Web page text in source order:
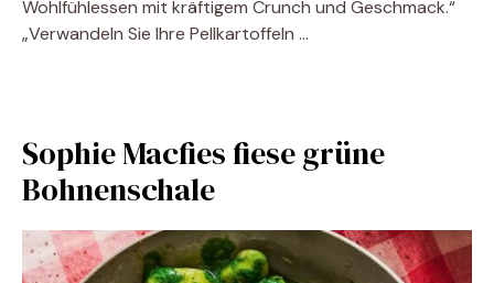
Wohlfühlessen mit kräftigem Crunch und Geschmack.“
„Verwandeln Sie Ihre Pellkartoffeln …
Sophie Macfies fiese grüne
Bohnenschale